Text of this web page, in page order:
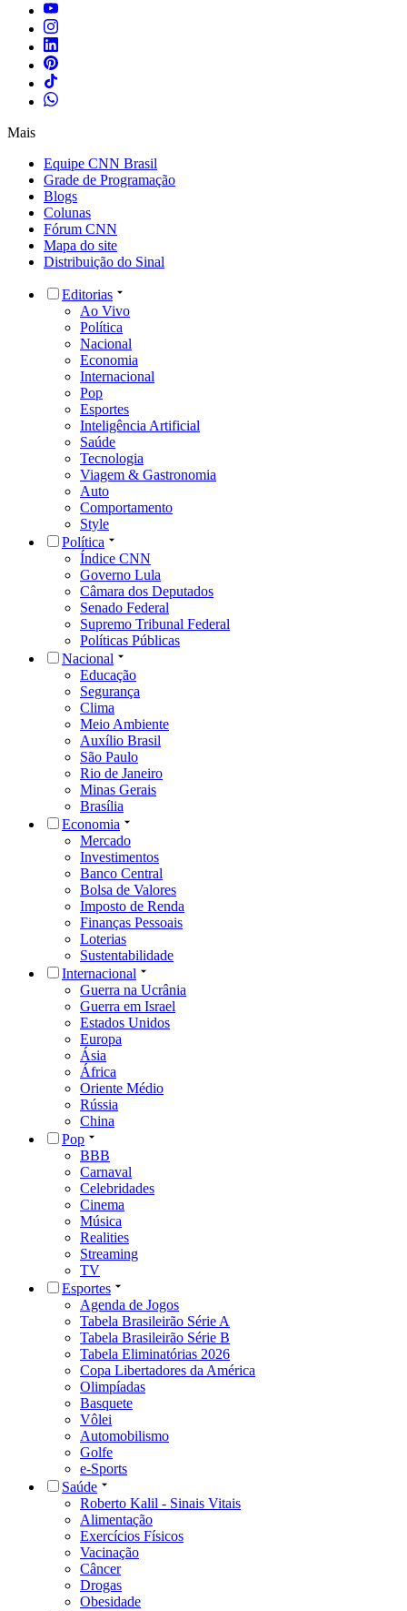
Mais
Equipe CNN Brasil
Grade de Programação
Blogs
Colunas
Fórum CNN
Mapa do site
Distribuição do Sinal
Editorias
Ao Vivo
Política
Nacional
Economia
Internacional
Pop
Esportes
Inteligência Artificial
Saúde
Tecnologia
Viagem & Gastronomia
Auto
Comportamento
Style
Política
Índice CNN
Governo Lula
Câmara dos Deputados
Senado Federal
Supremo Tribunal Federal
Políticas Públicas
Nacional
Educação
Segurança
Clima
Meio Ambiente
Auxílio Brasil
São Paulo
Rio de Janeiro
Minas Gerais
Brasília
Economia
Mercado
Investimentos
Banco Central
Bolsa de Valores
Imposto de Renda
Finanças Pessoais
Loterias
Sustentabilidade
Internacional
Guerra na Ucrânia
Guerra em Israel
Estados Unidos
Europa
Ásia
África
Oriente Médio
Rússia
China
Pop
BBB
Carnaval
Celebridades
Cinema
Música
Realities
Streaming
TV
Esportes
Agenda de Jogos
Tabela Brasileirão Série A
Tabela Brasileirão Série B
Tabela Eliminatórias 2026
Copa Libertadores da América
Olimpíadas
Basquete
Vôlei
Automobilismo
Golfe
e-Sports
Saúde
Roberto Kalil - Sinais Vitais
Alimentação
Exercícios Físicos
Vacinação
Câncer
Drogas
Obesidade